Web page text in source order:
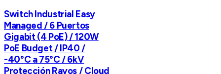
Switch Industrial Easy
Managed / 6 Puertos
Gigabit (4 PoE) / 120W
PoE Budget / IP40 /
-40°C a 75°C / 6kV
Protección Rayos / Cloud